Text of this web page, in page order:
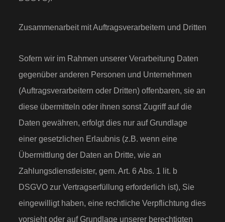
Zusammenarbeit mit Auftragsverarbeitern und Dritten
Sofern wir im Rahmen unserer Verarbeitung Daten
gegenüber anderen Personen und Unternehmen
(Auftragsverarbeitern oder Dritten) offenbaren, sie an
diese übermitteln oder ihnen sonst Zugriff auf die
Daten gewähren, erfolgt dies nur auf Grundlage
einer gesetzlichen Erlaubnis (z.B. wenn eine
Übermittlung der Daten an Dritte, wie an
Zahlungsdienstleister, gem. Art. 6 Abs. 1 lit. b
DSGVO zur Vertragserfüllung erforderlich ist), Sie
eingewilligt haben, eine rechtliche Verpflichtung dies
vorsieht oder auf Grundlage unserer berechtigten